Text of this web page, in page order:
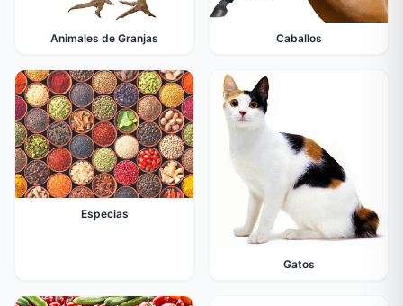
Animales de Granjas Caballos
Especias
Gatos